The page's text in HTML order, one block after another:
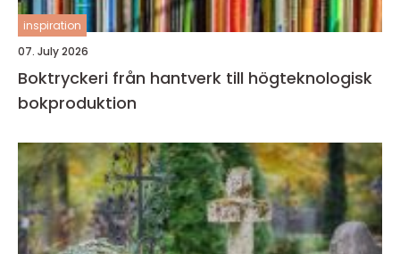
inspiration
07. July 2026
Boktryckeri från hantverk till högteknologisk
bokproduktion